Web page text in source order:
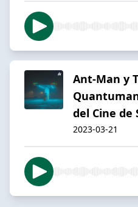
Ant-Man y
del Cine de
2023-03-21